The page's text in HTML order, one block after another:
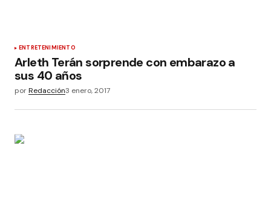
ENTRETENIMIENTO
Arleth Terán sorprende con embarazo a
sus 40 años
porRedacción3 enero, 2017